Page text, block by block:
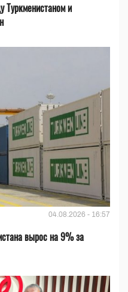
Туркменистаном и
04.08.2026 - 16:57
вырос на 9% за